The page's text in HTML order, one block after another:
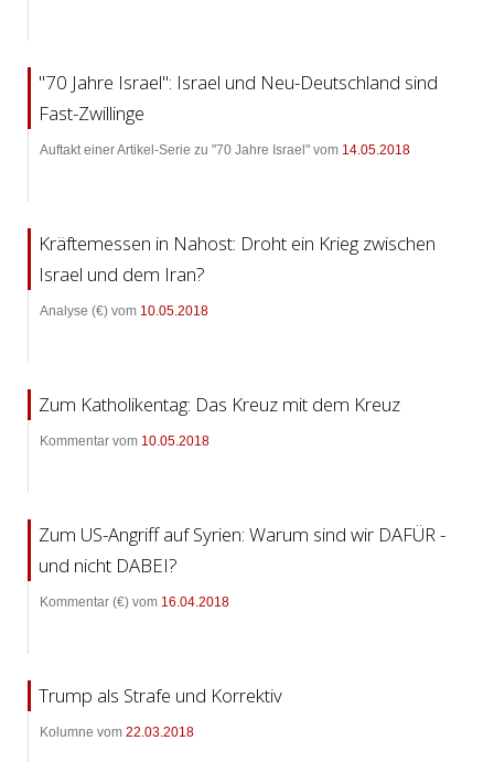
"70 Jahre Israel": Israel und Neu-Deutschland sind
Fast-Zwillinge
Auftakt einer Artikel-Serie zu "70 Jahre Israel" vom 14.05.2018
Kräftemessen in Nahost: Droht ein Krieg zwischen
Israel und dem Iran?
Analyse (€) vom 10.05.2018
Zum Katholikentag: Das Kreuz mit dem Kreuz
Kommentar vom 10.05.2018
Zum US-Angriff auf Syrien: Warum sind wir DAFÜR -
und nicht DABEI?
Kommentar (€) vom 16.04.2018
Trump als Strafe und Korrektiv
Kolumne vom 22.03.2018